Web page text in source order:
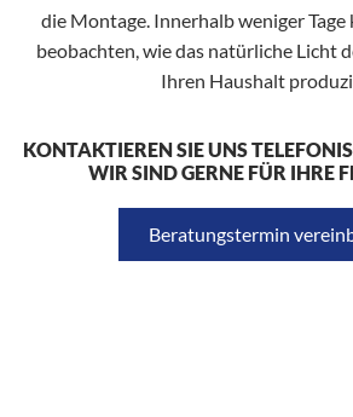
die Montage. Innerhalb weniger Tage
beobachten, wie das natürliche Licht
Ihren Haushalt
KONTAKTIEREN SIE UNS
WIR SIND GERNE FÜR IHRE
Beratungstermin